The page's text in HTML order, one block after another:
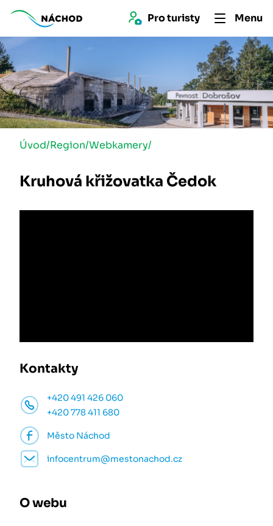
Pro turisty Menu
Úvod/Region/Webkamery/
Kruhová křižovatka Čedok
Kontakty
+420 491 426 060
+420 778 411 680
Město Náchod
infocentrum@mestonachod.cz
O webu